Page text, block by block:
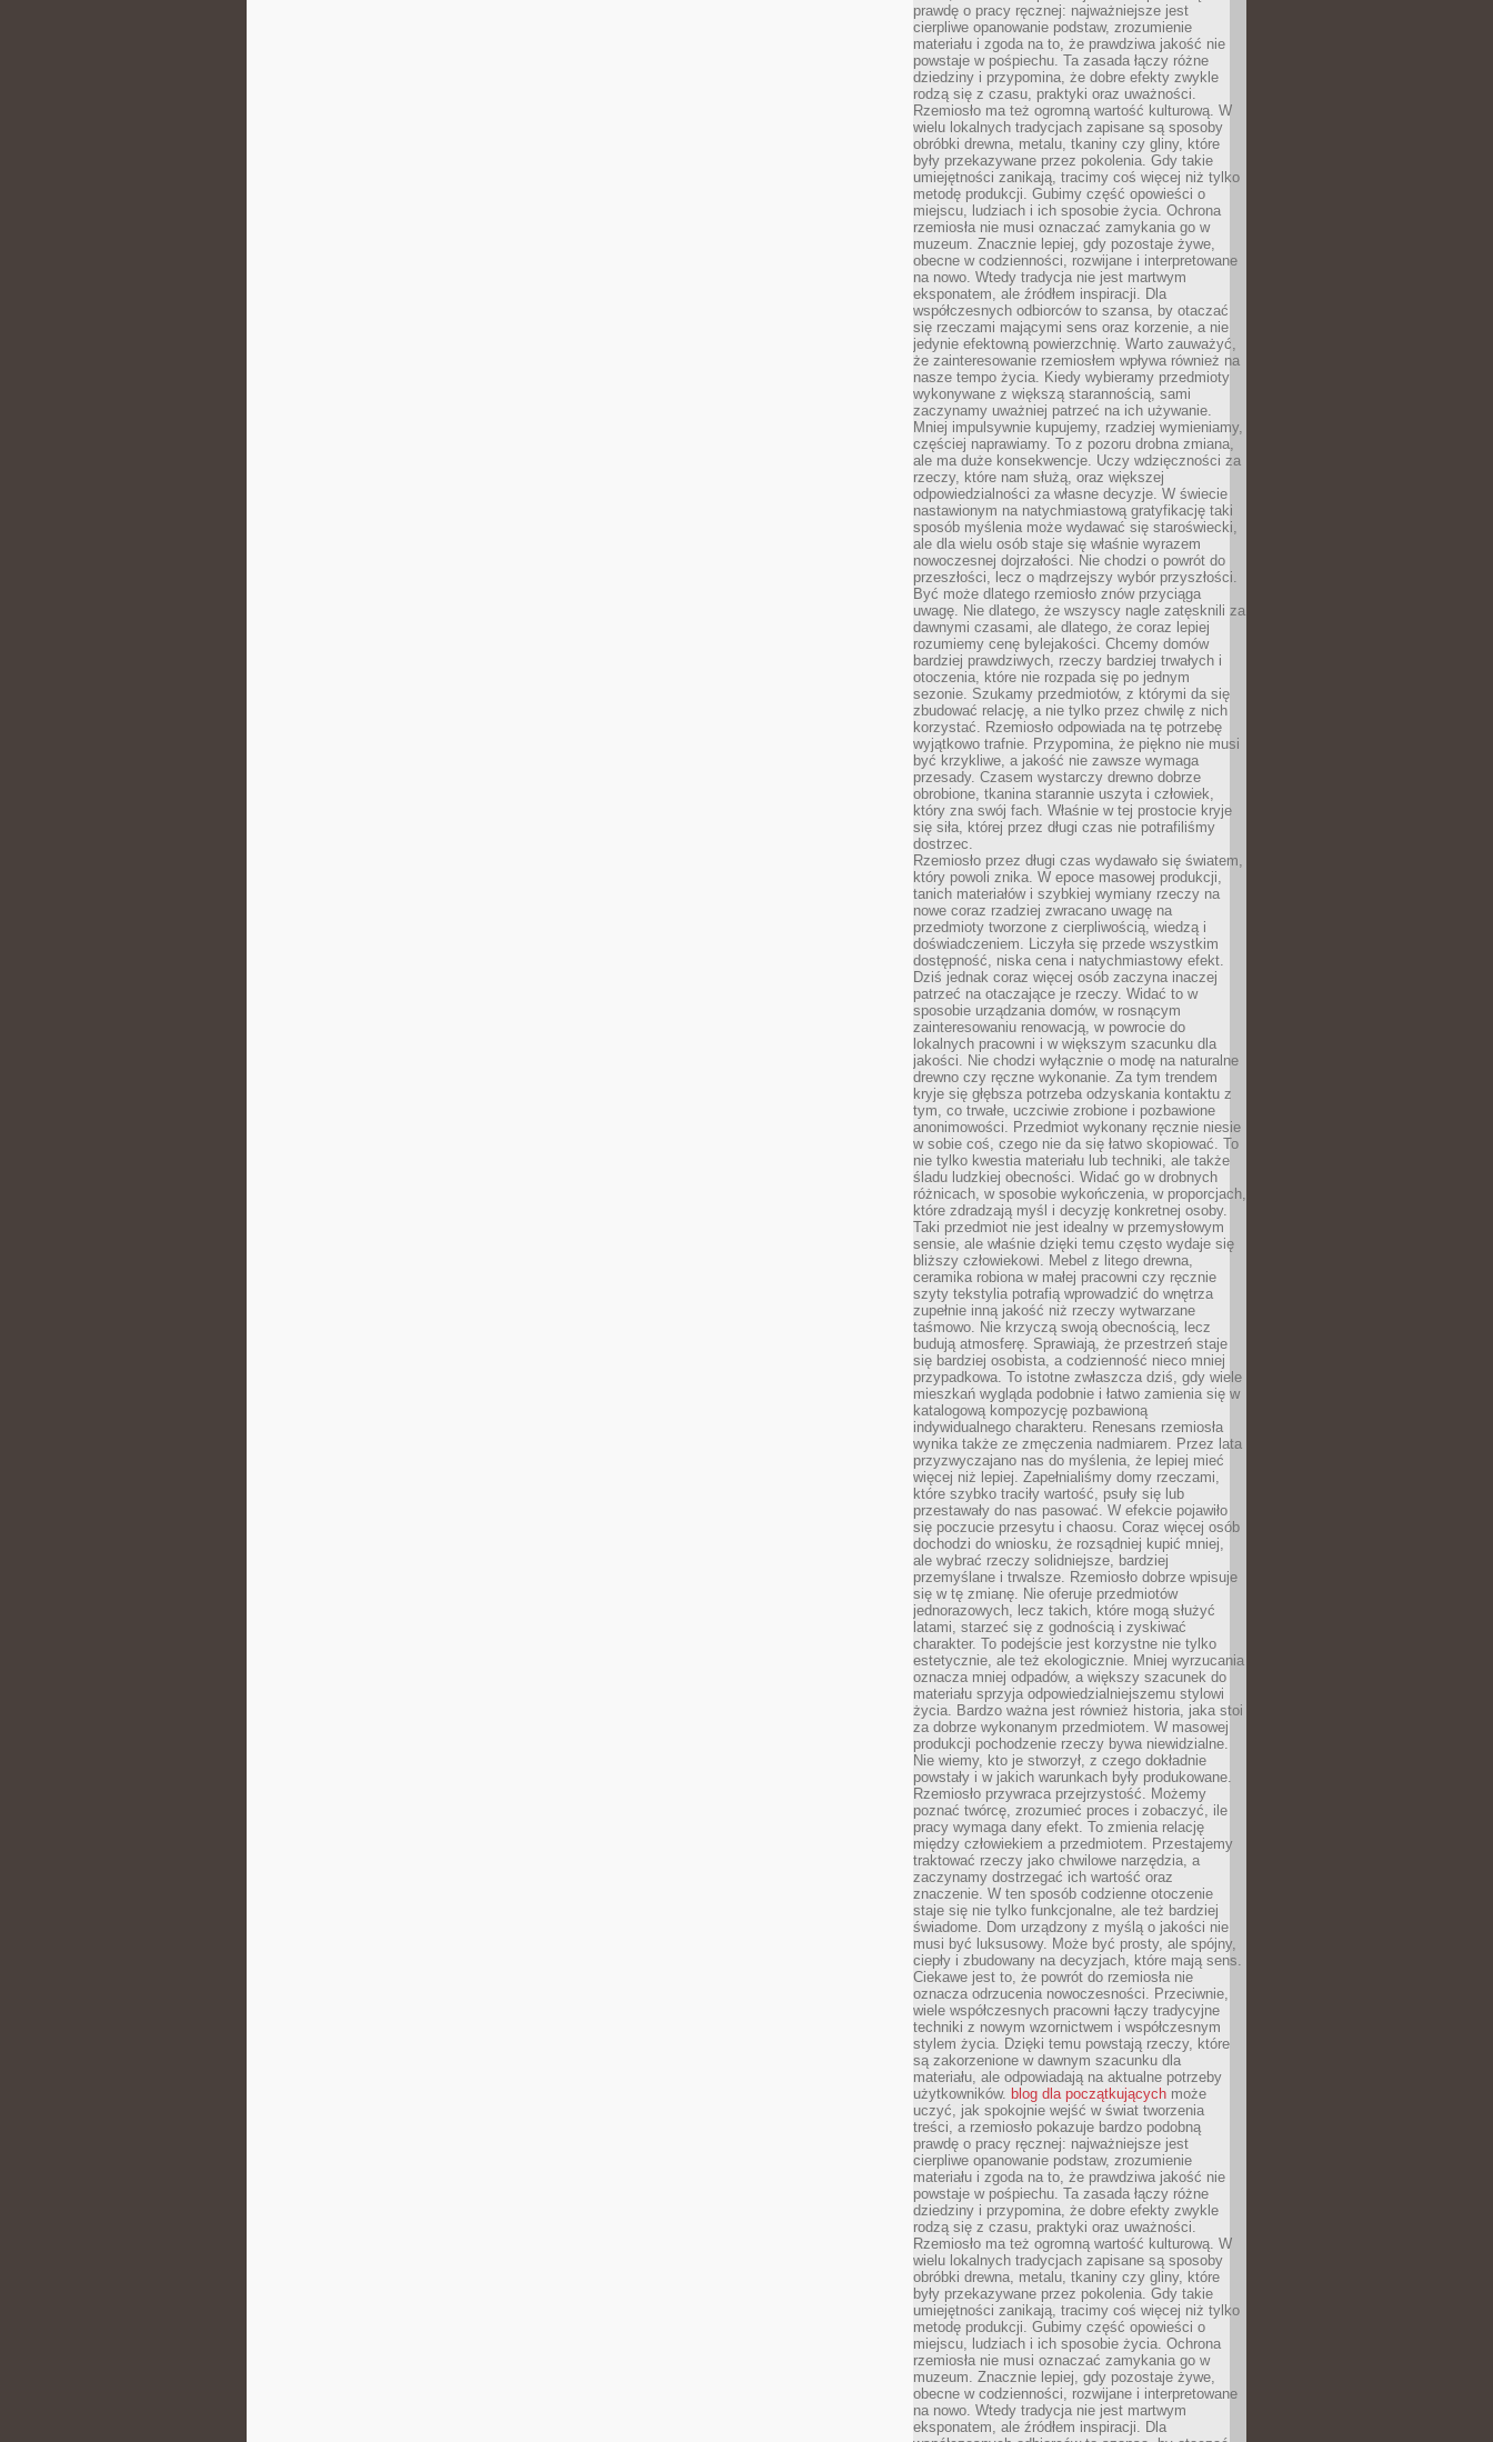
prawdę o pracy ręcznej: najważniejsze jest
cierpliwe opanowanie podstaw, zrozumienie
materiału i zgoda na to, że prawdziwa jakość nie
powstaje w pośpiechu. Ta zasada łączy różne
dziedziny i przypomina, że dobre efekty zwykle
rodzą się z czasu, praktyki oraz uważności.
Rzemiosło ma też ogromną wartość kulturową. W
wielu lokalnych tradycjach zapisane są sposoby
obróbki drewna, metalu, tkaniny czy gliny, które
były przekazywane przez pokolenia. Gdy takie
umiejętności zanikają, tracimy coś więcej niż tylko
metodę produkcji. Gubimy część opowieści o
miejscu, ludziach i ich sposobie życia. Ochrona
rzemiosła nie musi oznaczać zamykania go w
muzeum. Znacznie lepiej, gdy pozostaje żywe,
obecne w codzienności, rozwijane i interpretowane
na nowo. Wtedy tradycja nie jest martwym
eksponatem, ale źródłem inspiracji. Dla
współczesnych odbiorców to szansa, by otaczać
się rzeczami mającymi sens oraz korzenie, a nie
jedynie efektowną powierzchnię. Warto zauważyć,
że zainteresowanie rzemiosłem wpływa również na
nasze tempo życia. Kiedy wybieramy przedmioty
wykonywane z większą starannością, sami
zaczynamy uważniej patrzeć na ich używanie.
Mniej impulsywnie kupujemy, rzadziej wymieniamy,
częściej naprawiamy. To z pozoru drobna zmiana,
ale ma duże konsekwencje. Uczy wdzięczności za
rzeczy, które nam służą, oraz większej
odpowiedzialności za własne decyzje. W świecie
nastawionym na natychmiastową gratyfikację taki
sposób myślenia może wydawać się staroświecki,
ale dla wielu osób staje się właśnie wyrazem
nowoczesnej dojrzałości. Nie chodzi o powrót do
przeszłości, lecz o mądrzejszy wybór przyszłości.
Być może dlatego rzemiosło znów przyciąga
uwagę. Nie dlatego, że wszyscy nagle zatęsknili za
dawnymi czasami, ale dlatego, że coraz lepiej
rozumiemy cenę bylejakości. Chcemy domów
bardziej prawdziwych, rzeczy bardziej trwałych i
otoczenia, które nie rozpada się po jednym
sezonie. Szukamy przedmiotów, z którymi da się
zbudować relację, a nie tylko przez chwilę z nich
korzystać. Rzemiosło odpowiada na tę potrzebę
wyjątkowo trafnie. Przypomina, że piękno nie musi
być krzykliwe, a jakość nie zawsze wymaga
przesady. Czasem wystarczy drewno dobrze
obrobione, tkanina starannie uszyta i człowiek,
który zna swój fach. Właśnie w tej prostocie kryje
się siła, której przez długi czas nie potrafiliśmy
dostrzec.
Rzemiosło przez długi czas wydawało się światem,
który powoli znika. W epoce masowej produkcji,
tanich materiałów i szybkiej wymiany rzeczy na
nowe coraz rzadziej zwracano uwagę na
przedmioty tworzone z cierpliwością, wiedzą i
doświadczeniem. Liczyła się przede wszystkim
dostępność, niska cena i natychmiastowy efekt.
Dziś jednak coraz więcej osób zaczyna inaczej
patrzeć na otaczające je rzeczy. Widać to w
sposobie urządzania domów, w rosnącym
zainteresowaniu renowacją, w powrocie do
lokalnych pracowni i w większym szacunku dla
jakości. Nie chodzi wyłącznie o modę na naturalne
drewno czy ręczne wykonanie. Za tym trendem
kryje się głębsza potrzeba odzyskania kontaktu z
tym, co trwałe, uczciwie zrobione i pozbawione
anonimowości. Przedmiot wykonany ręcznie niesie
w sobie coś, czego nie da się łatwo skopiować. To
nie tylko kwestia materiału lub techniki, ale także
śladu ludzkiej obecności. Widać go w drobnych
różnicach, w sposobie wykończenia, w proporcjach,
które zdradzają myśl i decyzję konkretnej osoby.
Taki przedmiot nie jest idealny w przemysłowym
sensie, ale właśnie dzięki temu często wydaje się
bliższy człowiekowi. Mebel z litego drewna,
ceramika robiona w małej pracowni czy ręcznie
szyty tekstylia potrafią wprowadzić do wnętrza
zupełnie inną jakość niż rzeczy wytwarzane
taśmowo. Nie krzyczą swoją obecnością, lecz
budują atmosferę. Sprawiają, że przestrzeń staje
się bardziej osobista, a codzienność nieco mniej
przypadkowa. To istotne zwłaszcza dziś, gdy wiele
mieszkań wygląda podobnie i łatwo zamienia się w
katalogową kompozycję pozbawioną
indywidualnego charakteru. Renesans rzemiosła
wynika także ze zmęczenia nadmiarem. Przez lata
przyzwyczajano nas do myślenia, że lepiej mieć
więcej niż lepiej. Zapełnialiśmy domy rzeczami,
które szybko traciły wartość, psuły się lub
przestawały do nas pasować. W efekcie pojawiło
się poczucie przesytu i chaosu. Coraz więcej osób
dochodzi do wniosku, że rozsądniej kupić mniej,
ale wybrać rzeczy solidniejsze, bardziej
przemyślane i trwalsze. Rzemiosło dobrze wpisuje
się w tę zmianę. Nie oferuje przedmiotów
jednorazowych, lecz takich, które mogą służyć
latami, starzeć się z godnością i zyskiwać
charakter. To podejście jest korzystne nie tylko
estetycznie, ale też ekologicznie. Mniej wyrzucania
oznacza mniej odpadów, a większy szacunek do
materiału sprzyja odpowiedzialniejszemu stylowi
życia. Bardzo ważna jest również historia, jaka stoi
za dobrze wykonanym przedmiotem. W masowej
produkcji pochodzenie rzeczy bywa niewidzialne.
Nie wiemy, kto je stworzył, z czego dokładnie
powstały i w jakich warunkach były produkowane.
Rzemiosło przywraca przejrzystość. Możemy
poznać twórcę, zrozumieć proces i zobaczyć, ile
pracy wymaga dany efekt. To zmienia relację
między człowiekiem a przedmiotem. Przestajemy
traktować rzeczy jako chwilowe narzędzia, a
zaczynamy dostrzegać ich wartość oraz
znaczenie. W ten sposób codzienne otoczenie
staje się nie tylko funkcjonalne, ale też bardziej
świadome. Dom urządzony z myślą o jakości nie
musi być luksusowy. Może być prosty, ale spójny,
ciepły i zbudowany na decyzjach, które mają sens.
Ciekawe jest to, że powrót do rzemiosła nie
oznacza odrzucenia nowoczesności. Przeciwnie,
wiele współczesnych pracowni łączy tradycyjne
techniki z nowym wzornictwem i współczesnym
stylem życia. Dzięki temu powstają rzeczy, które
są zakorzenione w dawnym szacunku dla
materiału, ale odpowiadają na aktualne potrzeby
użytkowników. blog dla początkujących może
uczyć, jak spokojnie wejść w świat tworzenia
treści, a rzemiosło pokazuje bardzo podobną
prawdę o pracy ręcznej: najważniejsze jest
cierpliwe opanowanie podstaw, zrozumienie
materiału i zgoda na to, że prawdziwa jakość nie
powstaje w pośpiechu. Ta zasada łączy różne
dziedziny i przypomina, że dobre efekty zwykle
rodzą się z czasu, praktyki oraz uważności.
Rzemiosło ma też ogromną wartość kulturową. W
wielu lokalnych tradycjach zapisane są sposoby
obróbki drewna, metalu, tkaniny czy gliny, które
były przekazywane przez pokolenia. Gdy takie
umiejętności zanikają, tracimy coś więcej niż tylko
metodę produkcji. Gubimy część opowieści o
miejscu, ludziach i ich sposobie życia. Ochrona
rzemiosła nie musi oznaczać zamykania go w
muzeum. Znacznie lepiej, gdy pozostaje żywe,
obecne w codzienności, rozwijane i interpretowane
na nowo. Wtedy tradycja nie jest martwym
eksponatem, ale źródłem inspiracji. Dla